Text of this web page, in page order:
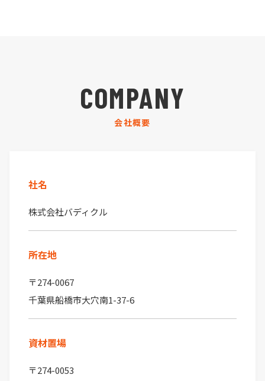
COMPANY
会社概要
社名
株式会社バディクル
所在地
〒274-0067
千葉県船橋市大穴南1-37-6
資材置場
〒274-0053